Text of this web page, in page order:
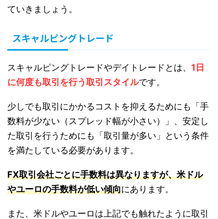
ていきましょう。
スキャルピングトレード
スキャルピングトレードやデイトレードとは、 1日
に何度も取引を行う取引スタイルです。
少しでも取引にかかるコストを抑えるためにも「手
数料が少ない（スプレッド幅が小さい）」、安定し
た取引を行うためにも「取引量が多い」という条件
を満たしている必要があります。
FX取引会社ごとに手数料は異なりますが、米ドル
やユーロの手数料が低い傾向にあります。
また、米ドルやユーロは上記でも触れたように取引